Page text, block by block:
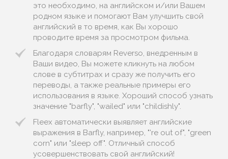
это необходимо, на английском и/или Вашем
родном языке и помогают Вам улучшить свой
английский в то время, как Вы хорошо
проводите время за просмотром фильма.
Благодаря словарям Reverso, внедренным в
Ваши видео, Вы можете кликнуть на любом
слове в субтитрах и сразу же получить его
переводы, а также реальные примеры его
использования в языке. Хороший способ узнать
значение "barfly", "wailed" или "childishly".
Fleex автоматически выявляет английские
выражения в Barfly, например, "'re out of", "green
corn" или "sleep off". Отличный способ
усовершенствовать свой английский!